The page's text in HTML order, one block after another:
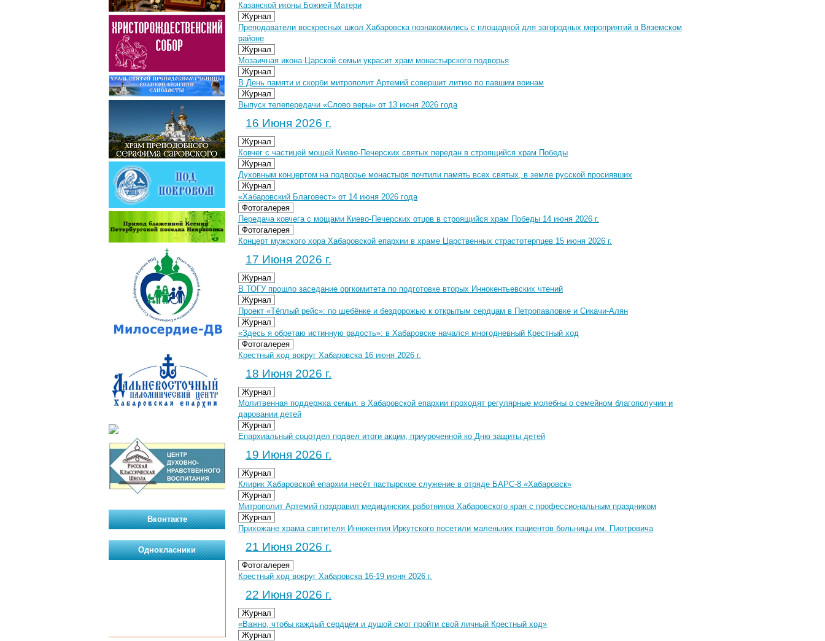
Казанской иконы Божией Матери
Журнал
Преподаватели воскресных школ Хабаровска познакомились с площадкой для загородных мероприятий в Вяземском
районе
Журнал
Мозаичная икона Царской семьи украсит храм монастырского подворья
Журнал
В День памяти и скорби митрополит Артемий совершит литию по павшим воинам
Журнал
Выпуск телепередачи «Слово веры» от 13 июня 2026 года
16 Июня 2026 г.
Журнал
Ковчег с частицей мощей Киево-Печерских святых передан в строящийся храм Победы
Журнал
Духовным концертом на подворье монастыря почтили память всех святых, в земле русской просиявших
Журнал
«Хабаровский Благовест» от 14 июня 2026 года
Фотогалерея
Передача ковчега с мощами Киево-Печерских отцов в строящийся храм Победы 14 июня 2026 г.
Фотогалерея
Концерт мужского хора Хабаровской епархии в храме Царственных страстотерпцев 15 июня 2026 г.
17 Июня 2026 г.
Журнал
В ТОГУ прошло заседание оргкомитета по подготовке вторых Иннокентьевских чтений
Журнал
Проект «Тёплый рейс»: по щебёнке и бездорожью к открытым сердцам в Петропавловке и Сикачи-Алян
Журнал
«Здесь я обретаю истинную радость»: в Хабаровске начался многодневный Крестный ход
Фотогалерея
Крестный ход вокруг Хабаровска 16 июня 2026 г.
18 Июня 2026 г.
Журнал
Молитвенная поддержка семьи: в Хабаровской епархии проходят регулярные молебны о семейном благополучии и
даровании детей
Журнал
Епархиальный соцотдел подвел итоги акции, приуроченной ко Дню защиты детей
19 Июня 2026 г.
Журнал
Клирик Хабаровской епархии несёт пастырское служение в отряде БАРС-8 «Хабаровск»
Журнал
Митрополит Артемий поздравил медицинских работников Хабаровского края с профессиональным праздником
Журнал
Прихожане храма святителя Иннокентия Иркутского посетили маленьких пациентов больницы им. Пиотровича
21 Июня 2026 г.
Фотогалерея
Крестный ход вокруг Хабаровска 16-19 июня 2026 г.
22 Июня 2026 г.
Журнал
«Важно, чтобы каждый сердцем и душой смог пройти свой личный Крестный ход»
Журнал
Вконтакте
Однокласники